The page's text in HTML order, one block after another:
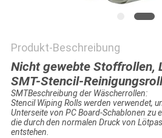
Produkt-Beschreibung
Nicht gewebte Stoffrollen,
SMT-Stencil-
SMTBeschreibung der Wäscherrollen:
Stencil Wiping Rolls werden verwendet,
Unterseite von PC Board-Schablonen zu
die durch den normalen Druck von
entstehen.